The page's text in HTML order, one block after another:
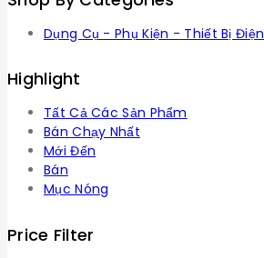
Dụng Cụ - Phụ Kiện - Thiết Bị Điện
Highlight
Tất Cả Các Sản Phẩm
Bán Chạy Nhất
Mới Đến
Bán
Mục Nóng
Price Filter